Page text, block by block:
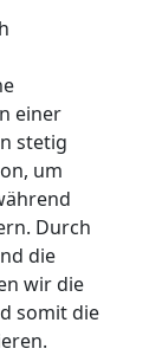
einer
stetig
um
Durch
die
wir die
somit die